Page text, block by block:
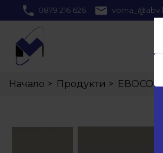
0879 216 626
>
Начало >
Продукти